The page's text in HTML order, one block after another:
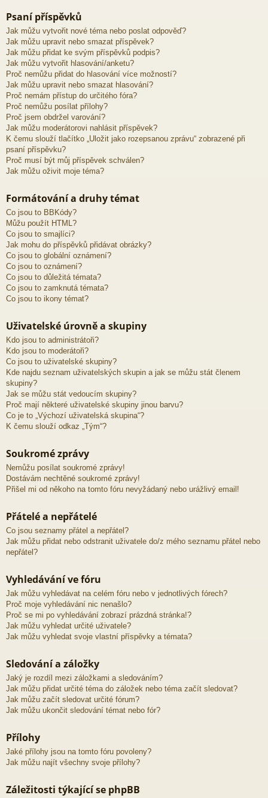
Psaní příspěvků
Jak můžu vytvořit nové téma nebo poslat odpověď?
Jak můžu upravit nebo smazat příspěvek?
Jak můžu přidat ke svým příspěvků podpis?
Jak můžu vytvořit hlasování/anketu?
Proč nemůžu přidat do hlasování více možností?
Jak můžu upravit nebo smazat hlasování?
Proč nemám přístup do určitého fóra?
Proč nemůžu posílat přílohy?
Proč jsem obdržel varování?
Jak můžu moderátorovi nahlásit příspěvek?
K čemu slouží tlačítko „Uložit jako rozepsanou zprávu“ zobrazené při
psaní příspěvku?
Proč musí být můj příspěvek schválen?
Jak můžu oživit moje téma?
Formátování a druhy témat
Co jsou to BBKódy?
Můžu použít HTML?
Co jsou to smajlíci?
Jak mohu do příspěvků přidávat obrázky?
Co jsou to globální oznámení?
Co jsou to oznámení?
Co jsou to důležitá témata?
Co jsou to zamknutá témata?
Co jsou to ikony témat?
Uživatelské úrovně a skupiny
Kdo jsou to administrátoři?
Kdo jsou to moderátoři?
Co jsou to uživatelské skupiny?
Kde najdu seznam uživatelských skupin a jak se můžu stát členem
skupiny?
Jak se můžu stát vedoucím skupiny?
Proč mají některé uživatelské skupiny jinou barvu?
Co je to „Výchozí uživatelská skupina“?
K čemu slouží odkaz „Tým“?
Soukromé zprávy
Nemůžu posílat soukromé zprávy!
Dostávám nechtěné soukromé zprávy!
Přišel mi od někoho na tomto fóru nevyžádaný nebo urážlivý email!
Přátelé a nepřátelé
Co jsou seznamy přátel a nepřátel?
Jak můžu přidat nebo odstranit uživatele do/z mého seznamu přátel nebo
nepřátel?
Vyhledávání ve fóru
Jak můžu vyhledávat na celém fóru nebo v jednotlivých fórech?
Proč moje vyhledávání nic nenašlo?
Proč se mi po vyhledávání zobrazí prázdná stránka!?
Jak můžu vyhledat určité uživatele?
Jak můžu vyhledat svoje vlastní příspěvky a témata?
Sledování a záložky
Jaký je rozdíl mezi záložkami a sledováním?
Jak můžu přidat určité téma do záložek nebo téma začít sledovat?
Jak můžu začít sledovat určité fórum?
Jak můžu ukončit sledování témat nebo fór?
Přílohy
Jaké přílohy jsou na tomto fóru povoleny?
Jak můžu najít všechny svoje přílohy?
Záležitosti týkající se phpBB